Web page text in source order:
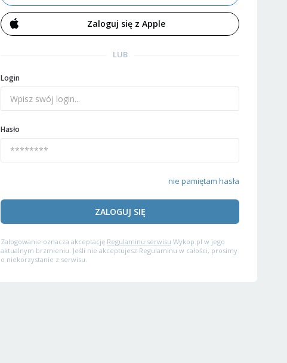
Zaloguj się z Apple
LUB
Login
Hasło
nie pamiętam hasła
ZALOGUJ SIĘ
Zalogowanie oznacza akceptację Regulaminu serwisu Wykop.pl w jego
aktualnym brzmieniu. Jeśli nie akceptujesz Regulaminu w całości, prosimy
o niekorzystanie z serwisu.